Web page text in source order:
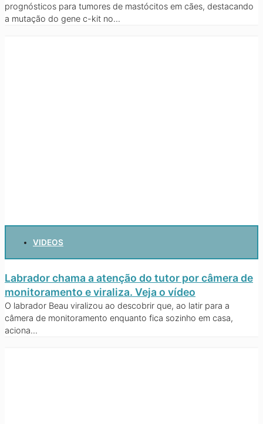
prognósticos para tumores de mastócitos em cães, destacando
a mutação do gene c-kit no...
VIDEOS
Labrador chama a atenção do tutor por câmera de
monitoramento e viraliza. Veja o vídeo
O labrador Beau viralizou ao descobrir que, ao latir para a
câmera de monitoramento enquanto fica sozinho em casa,
aciona...